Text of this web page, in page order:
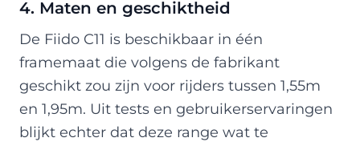
4. Maten en geschiktheid
De Fiido C11 is beschikbaar in één
framemaat die volgens de fabrikant
geschikt zou zijn voor rijders tussen 1,55m
en 1,95m. Uit tests en gebruikerservaringen
blijkt echter dat deze range wat te